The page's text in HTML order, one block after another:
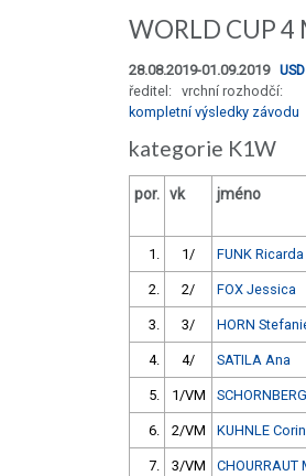
WORLD CUP
28.08.2019-01.09.2019
ředitel: vrchní rozhodčí:
kompletní výsledky závodu
kategorie K1W
por. vk jméno
1. 1/ FUNK Ricarda
2. 2/ FOX Jessica
3. 3/ HORN
4. 4/ SATILA Ana
5. 1/VM
6. 2/VM KUHNLE
7. 3/VM CHOURRAUT